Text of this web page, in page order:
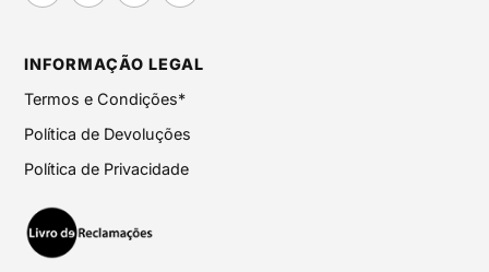
INFORMAÇÃO LEGAL
Termos e Condições*
Política de Devoluções
Política de Privacidade